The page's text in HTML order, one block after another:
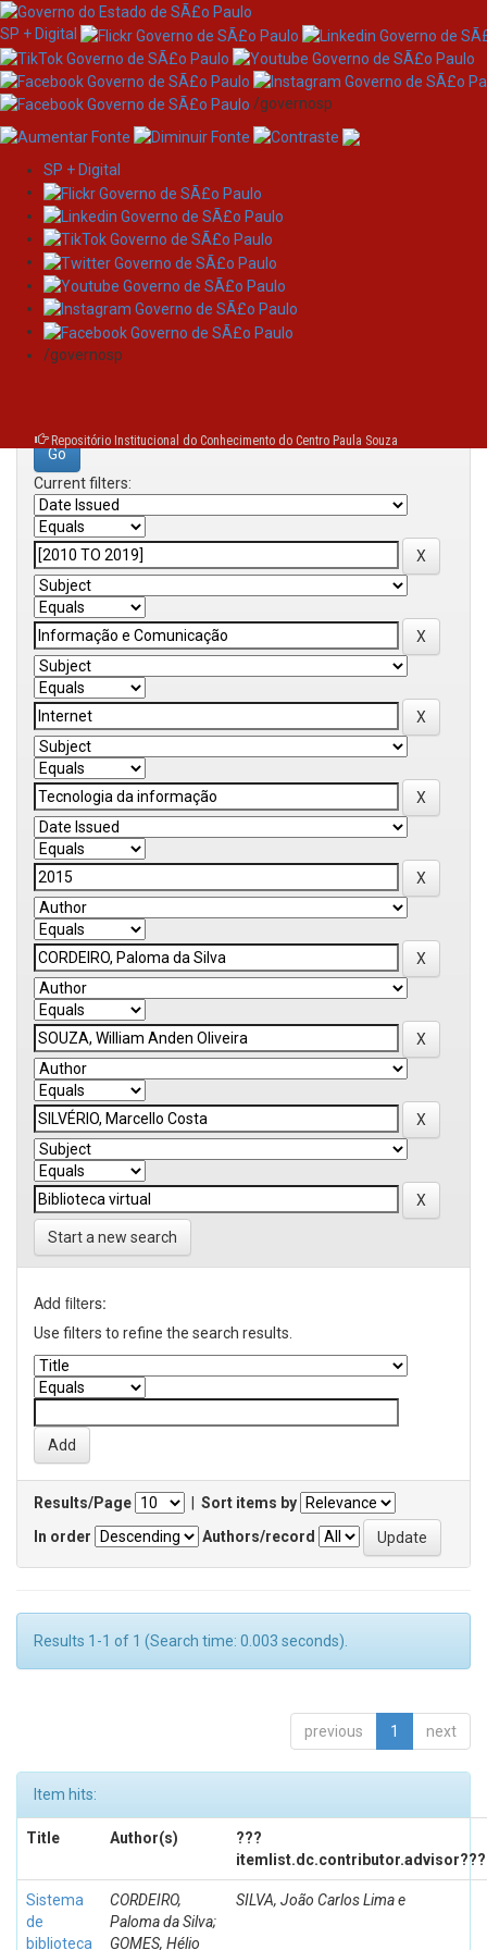
Skip
navigation
SP + Digital
/governosp
SP + Digital
/governosp
Repositório Institucional do Conhecimento do Centro Paula Souza
Search
Search:
Current filters:
Start a new search
Add filters:
Use filters to refine the search results.
Results/Page
Sort items by
In order
Authors/record
Results 1-1 of 1 (Search time: 0.003 seconds).
previous 1 next
Item hits:
Title Author(s)
???
itemlist.dc.contributor.advisor???
Sistema
de
biblioteca
CORDEIRO,
Paloma da Silva;
GOMES, Hélio
SILVA, João Carlos Lima e